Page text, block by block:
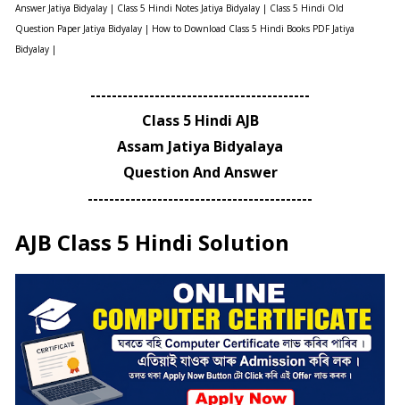
Answer Jatiya Bidyalay | Class 5 Hindi Notes Jatiya Bidyalay | Class 5 Hindi Old
Question Paper Jatiya Bidyalay | How to Download Class 5 Hindi Books PDF Jatiya
Bidyalay |
-----------------------------------------
Class 5 Hindi AJB
Assam Jatiya Bidyalaya
Question And Answer
------------------------------------------
AJB Class 5 Hindi Solution